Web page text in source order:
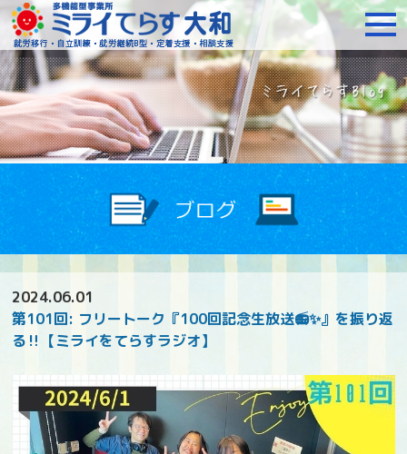
障がいをお持ちの方へ
2024.06.01
第101回: フリートーク『100回記念生放送📻✨』を振り返
る‼️【ミライをてらすラジオ】